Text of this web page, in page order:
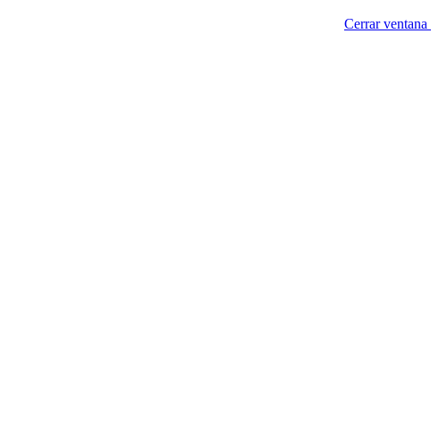
Cerrar ventana